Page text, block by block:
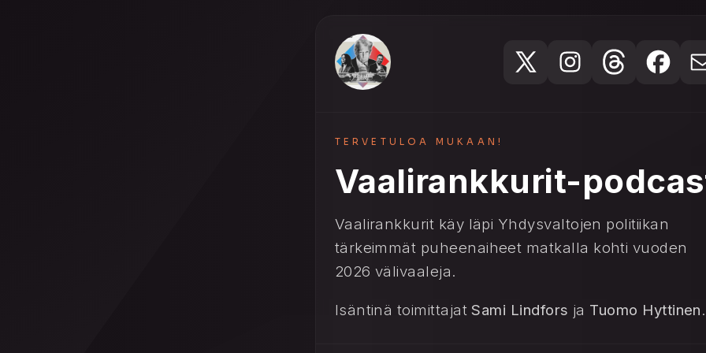
TERVETULOA MUKAAN!
Vaalirankkurit-
Vaalirankkurit käy läpi Yhdysvaltojen politiikan
tärkeimmät puheenaiheet matkalla kohti vuoden
2026 välivaaleja.
Isäntinä toimittajatSami Lindfors ja Tuomo Hyttinen.